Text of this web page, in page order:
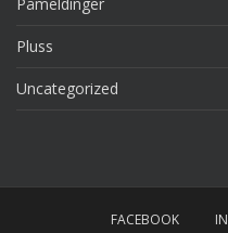
Pluss
Uncategorized
FACEBOOK